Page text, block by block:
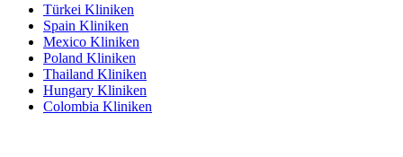
Türkei Kliniken
Spain Kliniken
Mexico Kliniken
Poland Kliniken
Thailand Kliniken
Hungary Kliniken
Colombia Kliniken